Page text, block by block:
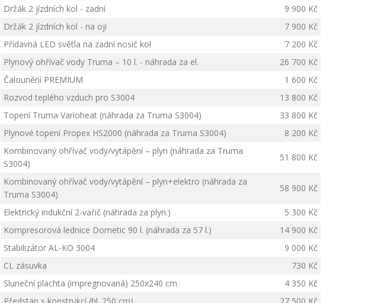
Držák 2 jízdních kol - zadní
9 900 Kč
Držák 2 jízdních kol - na oji
7 900 Kč
Přídavná LED světla na zadní nosič kol
7 200 Kč
Plynový ohřívač vody Truma – 10 l. - náhrada za el.
26 700 Kč
Čalounění PREMIUM
1 600 Kč
Rozvod teplého vzduch pro S3004
13 800 Kč
Topení Truma Varioheat (náhrada za Truma S3004)
33 800 Kč
Plynové topení Propex HS2000 (náhrada za Truma S3004)
8 200 Kč
Kombinovaný ohřívač vody/vytápění – plyn (náhrada za Truma
S3004)
51 800 Kč
Kombinovaný ohřívač vody/vytápění – plyn+elektro (náhrada za
Truma S3004)
58 900 Kč
Elektrický indukční 2-vařič (náhrada za plyn.)
5 300 Kč
Kompresorová lednice Dometic 90 l. (náhrada za 57 l.)
14 900 Kč
Stabilizátor AL-KO 3004
9 000 Kč
CL zásuvka
730 Kč
Sluneční plachta (impregnovaná) 250x240 cm
4 350 Kč